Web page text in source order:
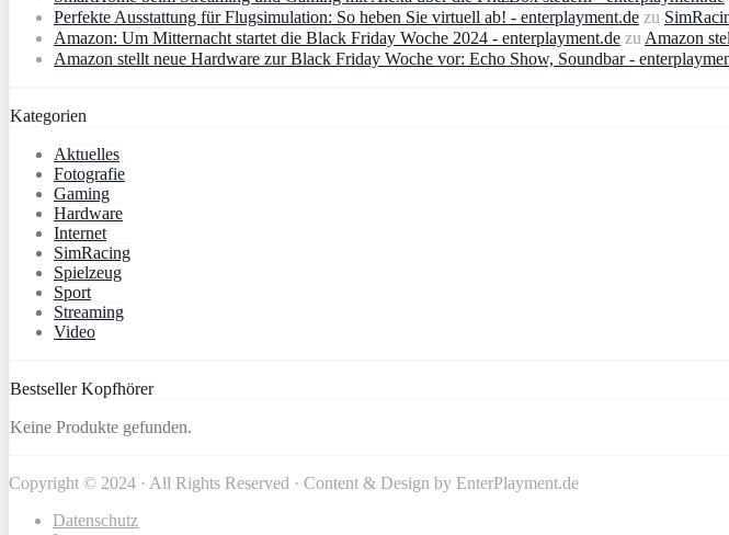
Perfekte Ausstattung für Flugsimulation: So heben Sie virtuell ab! - enterplayment.de zu
Amazon: Um Mitternacht startet die Black Friday Woche 2024 - enterplayment.de zuAmazon
Amazon stellt neue Hardware zur Black Friday Woche vor: Echo Show, Soundbar -
Kategorien
Aktuelles
Fotografie
Gaming
Hardware
Internet
SimRacing
Spielzeug
Sport
Streaming
Video
Bestseller Kopfhörer
Keine Produkte gefunden.
Copyright © 2024 · All Rights Reserved · Content & Design by EnterPlayment.de
Datenschutz